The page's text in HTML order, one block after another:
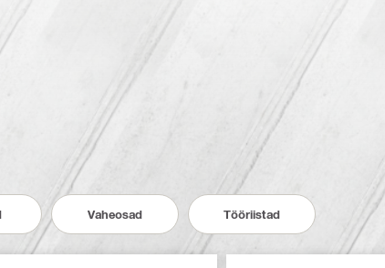
Vaheosad Tööriistad